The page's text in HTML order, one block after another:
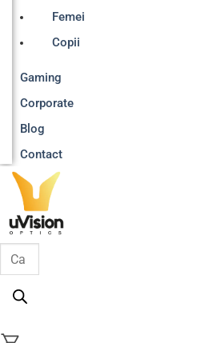
Femei
Copii
Gaming
Corporate
Blog
Contact
search